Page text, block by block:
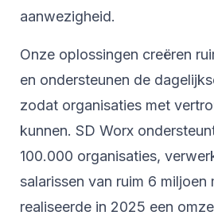
aanwezigheid.
Onze oplossingen creëren
en ondersteunen de
zodat organisaties met
kunnen. SD Worx
100.000 organisaties,
salarissen van ruim 6 miljoen
realiseerde in 2025 een